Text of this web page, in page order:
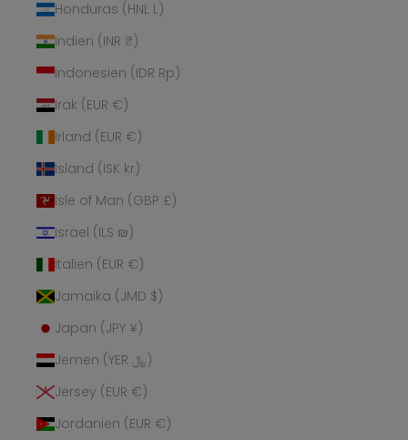
Honduras (HNL L)
Indien (INR ₹)
Indonesien (IDR Rp)
Irak (EUR €)
Irland (EUR €)
Island (ISK kr)
Isle of Man (GBP £)
Israel (ILS ₪)
Italien (EUR €)
Jamaika (JMD $)
Japan (JPY ¥)
Jemen (YER ﷼)
Jersey (EUR €)
Jordanien (EUR €)